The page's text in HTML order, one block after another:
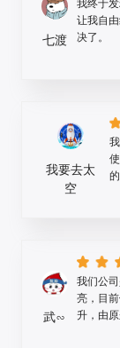
七渡
让我自
决了。
我要去太
空
我们公
亮，目
升，由
企业微